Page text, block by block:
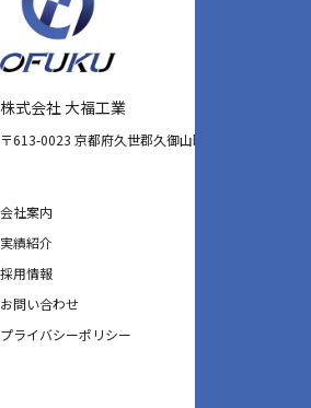
株式会社 大福工業
〒613-0023 京都府久世郡久御山町野村村東１３３−１
会社案内
実績紹介
採用情報
お問い合わせ
プライバシーポリシー